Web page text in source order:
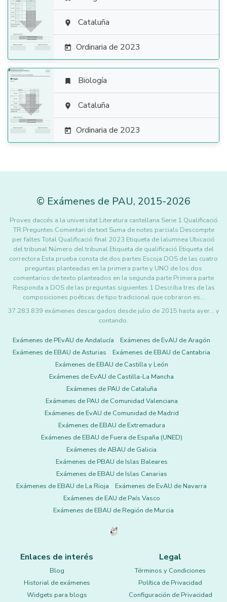
  Cataluña
 Ordinaria de 2023

 Biología
 Cataluña
 Ordinaria de 2023
© Exámenes de PAU, 2015-2026
Proves daccés a la universitat Literatura castellana Serie 1 Qualificació
TR Preguntes Comentari de text Suma de notes parcials Descompte
per faltes Total Qualificació final 2023 Etiqueta de lalumnea Ubicació
del tribunal Número del tribunal Etiqueta de qualificació Etiqueta del
correctora Esta prueba consta de dos partes Escoja DOS de las cuatro
preguntas planteadas en la primera parte y UNO de los dos
comentarios de texto planteados en la segunda parte Primera parte
Responda a DOS de las preguntas siguientes 1 Describa tres de las
composiciones poéticas de tipo tradicional que cobraron es…
37.283.839 exámenes descargados desde julio de 2015 hasta ayer... y
contando.
Exámenes de PEvAU de Andalucía
Exámenes de EvAU de Aragón
Exámenes de EBAU de Asturias
Exámenes de EBAU de Cantabria
Exámenes de EBAU de Castilla y León
Exámenes de EvAU de Castilla-La Mancha
Exámenes de PAU de Cataluña
Exámenes de PAU de Comunidad Valenciana
Exámenes de EvAU de Comunidad de Madrid
Exámenes de EBAU de Extremadura
Exámenes de EBAU de Fuera de España (UNED)
Exámenes de ABAU de Galicia
Exámenes de PBAU de Islas Baleares
Exámenes de EBAU de Islas Canarias
Exámenes de EBAU de La Rioja
Exámenes de EvAU de Navarra
Exámenes de EAU de País Vasco
Exámenes de EBAU de Región de Murcia
Enlaces de interés
Blog
Historial de exámenes
Widgets para blogs
Legal
Términos y Condiciones
Política de Privacidad
Configuración de Privacidad